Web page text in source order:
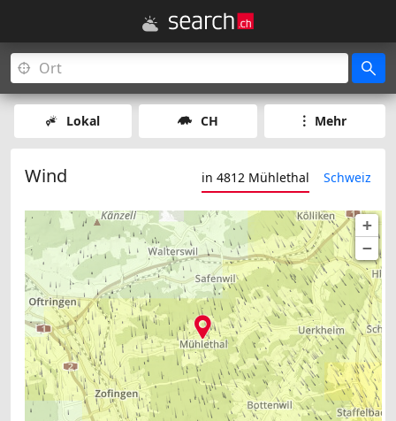
Lokal CH Mehr
Wind in 4812 Mühlethal Schweiz
+
−